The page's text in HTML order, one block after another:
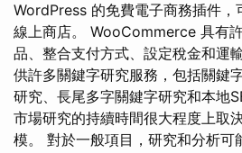
WordPress 的免費電子商務插件，
線上商店。 WooCommerce 具有
品、整合支付方式、設定稅金和運
供許多關鍵字研究服務，包括關鍵
研究、長尾多字關鍵字研究和本地
市場研究的持續時間很大程度上取
模。 對於一般項目，研究和分析可